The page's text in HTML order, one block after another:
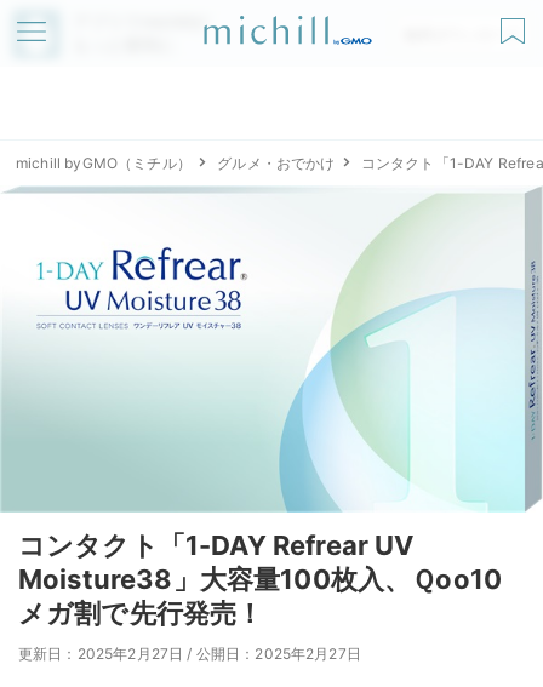
アプリでmichillが
無料ダウンロード
michill byGMO（ミチル） グルメ・おでかけ コンタクト「1-DAY
コンタクト「1-DAY Refrear UV
Moisture38」大容量100枚入、Ｑoo10
メガ割で先行発売！
更新日：2025年2月27日 / 公開日：2025年2月27日